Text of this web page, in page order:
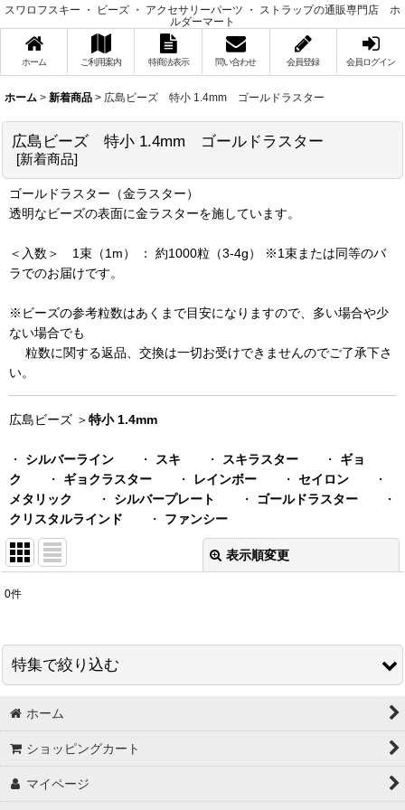
スワロフスキー ・ ビーズ ・ アクセサリーパーツ ・ ストラップの通販専門店 ホ
ルダーマート
ホーム ご利用案内 特商法表示 問い合わせ 会員登録 会員ログイン
ホーム > 新着商品 > 広島ビーズ 特小 1.4mm ゴールドラスター
広島ビーズ 特小 1.4mm ゴールドラスター
[新着商品]
ゴールドラスター（金ラスター）
透明なビーズの表面に金ラスターを施しています。
＜入数＞ 1束（1m） ： 約1000粒（3-4g） ※1束または同等のバ
ラでのお届けです。
※ビーズの参考粒数はあくまで目安になりますので、多い場合や少
ない場合でも
粒数に関する返品、交換は一切お受けできませんのでご了承下さ
い。
広島ビーズ ＞特小 1.4mm
・ シルバーライン ・ スキ ・ スキラスター ・ ギョ
ク
・ ギョクラスター ・ レインボー ・ セイロン ・
メタリック
・ シルバープレート ・ ゴールドラスター ・
クリスタルラインド ・ ファンシー
表示順変更
在庫あり
並び順:
0件
特集で絞り込む
スワロフスキー＃5328 グロス販売
秋特集
【３０円コーナー】 ビーズ ・ チャーム
ホーム
ショッピングカート
マイページ